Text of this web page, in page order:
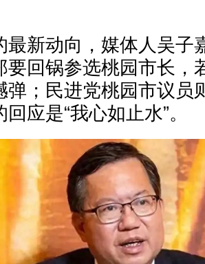
最新动向，媒体人吴子
要回锅参选桃园市长，
弹；民进党桃园市议员
应是“我心如止水”。